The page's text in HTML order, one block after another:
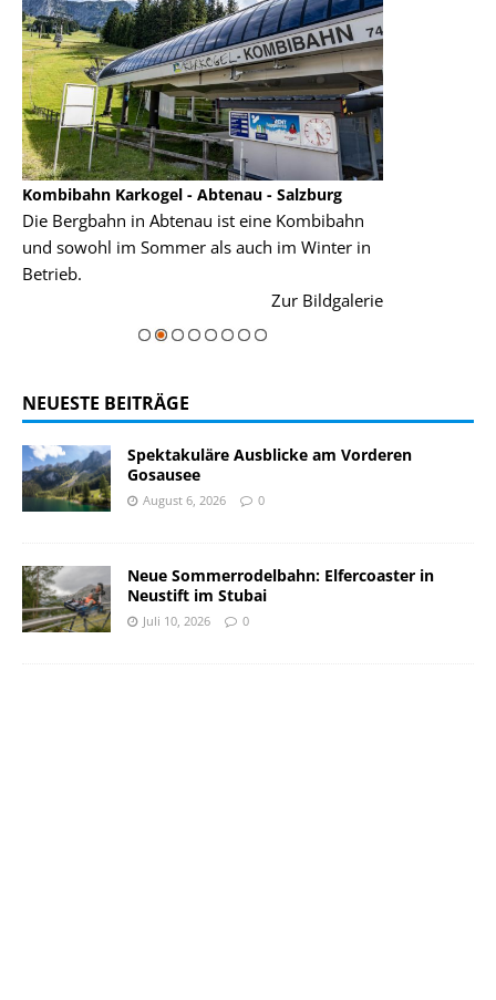
Kombibahn Karkogel - Abtenau - Salzburg
Die Bergbahn in Abtenau ist eine Kombibahn
und sowohl im Sommer als auch im Winter in
Betrieb.
Zur Bildgalerie
NEUESTE BEITRÄGE
Spektakuläre Ausblicke am Vorderen
Gosausee
August 6, 2026 0
Neue Sommerrodelbahn: Elfercoaster in
Neustift im Stubai
Juli 10, 2026 0